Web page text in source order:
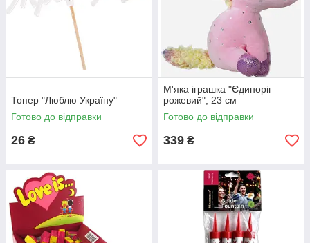
Топер "Люблю Україну"
Готово до відправки
26 ₴
М'яка іграшка "Єдиноріг
рожевий", 23 см
Готово до відправки
339 ₴